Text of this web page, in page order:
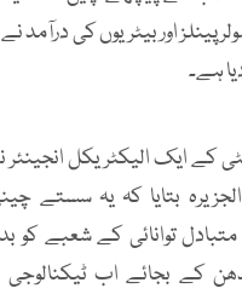
پینلز اور بیٹریوں کی درآمد
ہے۔
کے ایک الیکٹریکل انجینئر
بتایا کہ یہ سستے
توانائی کے شعبے کو
کے بجائے اب